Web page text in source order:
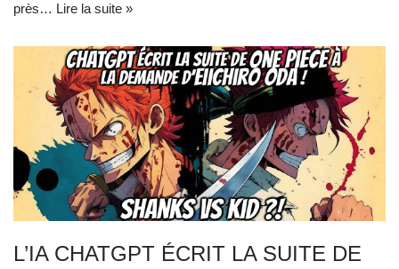
près… Lire la suite »
L’IA CHATGPT ÉCRIT LA SUITE DE